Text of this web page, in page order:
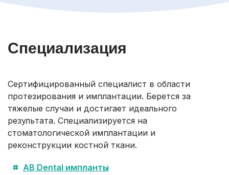
Специализация
Сертифицированный специалист в области
протезирования и имплантации. Берется за
тяжелые случаи и достигает идеального
результата. Специализируется на
стоматологической имплантации и
реконструкции костной ткани.
AB Dental импланты